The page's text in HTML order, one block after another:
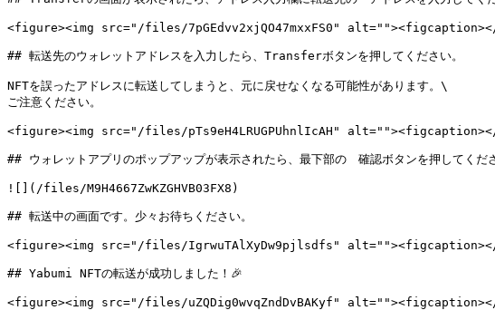
<figure><img src="/files/7pGEdvv2xjQO47mxxFS0"
## 転送先のウォレットアドレスを入力したら、Transferボタンを押してください。
NFTを誤ったアドレスに転送してしまうと、元に戻せなくなる可能性があります。\
ご注意ください。
<figure><img src="/files/pTs9eH4LRUGPUhnlIcAH"
## ウォレットアプリのポップアップが表示されたら、最下部の　確認ボタンを押してくだ
![](/files/M9H4667ZwKZGHVB03FX8)
## 転送中の画面です。少々お待ちください。
<figure><img src="/files/IgrwuTAlXyDw9pjlsdfs"
## Yabumi NFTの転送が成功しました！🎉
<figure><img src="/files/uZQDig0wvqZndDvBAKyf"